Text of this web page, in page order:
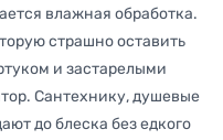
влажная обработка.
страшно оставить
и застарелыми
Сантехнику, душевые
до блеска без едкого